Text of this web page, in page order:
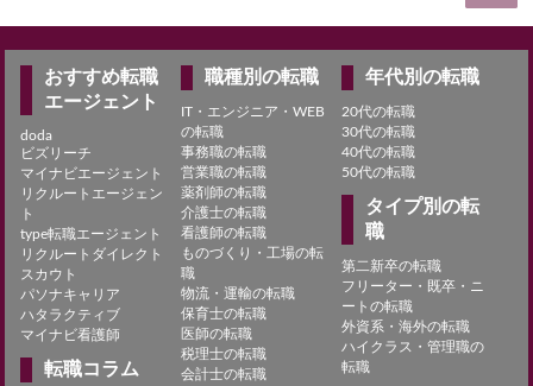
おすすめ転職
エージェント
doda
ビズリーチ
マイナビエージェント
リクルートエージェン
ト
type転職エージェント
リクルートダイレクト
スカウト
パソナキャリア
ハタラクティブ
マイナビ看護師
転職コラム
職種別の転職
IT・エンジニア・WEB
の転職
事務職の転職
営業職の転職
薬剤師の転職
介護士の転職
看護師の転職
ものづくり・工場の転
職
物流・運輸の転職
保育士の転職
医師の転職
税理士の転職
会計士の転職
年代別の転職
20代の転職
30代の転職
40代の転職
50代の転職
タイプ別の転
職
第二新卒の転職
フリーター・既卒・ニ
ートの転職
外資系・海外の転職
ハイクラス・管理職の
転職